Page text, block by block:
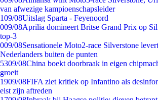
van afwezige kampioenschapsleider
109/08Uitslag Sparta - Feyenoord
009/08Aprilia domineert Britse Grand Prix op
top-3
009/08Sensationele Moto2-race Silverstone
Nederlanders buiten de punten
5309/08China boekt doorbraak in eigen
groeit
1909/08FIFA ziet kritiek op Infantino als
eist zijn aftreden